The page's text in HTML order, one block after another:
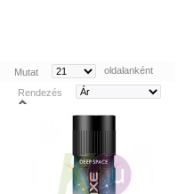
Mutat
oldalanként
Rendezés